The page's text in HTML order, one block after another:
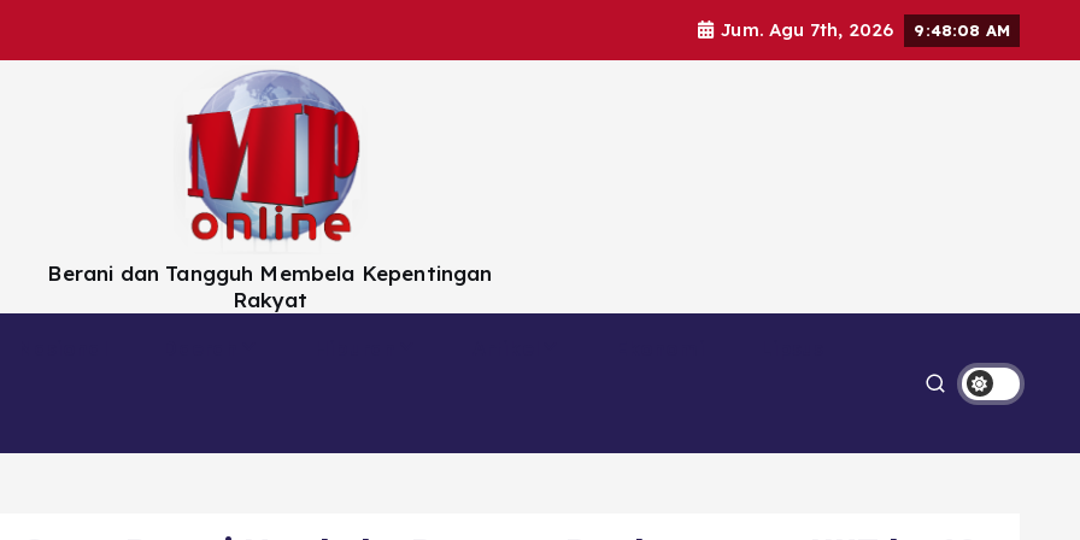
Jum. Agu 7th, 2026 9:48:10 AM
Berani dan Tangguh Membela Kepentingan
Rakyat